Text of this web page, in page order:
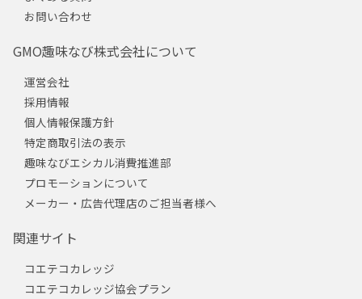
お問い合わせ
GMO趣味なび株式会社について
運営会社
採用情報
個人情報保護方針
特定商取引法の表示
趣味なびエシカル消費推進部
プロモーションについて
メーカー・広告代理店のご担当者様へ
関連サイト
コエテコカレッジ
コエテコカレッジ協会プラン